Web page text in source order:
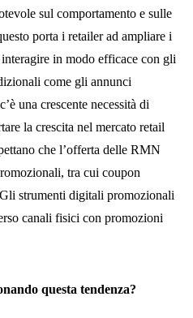
sul comportamento e sulle
porta i retailer ad ampliare i
in modo efficace con gli
come gli annunci
una crescente necessità di
la crescita nel mercato retail
che l’offerta delle RMN
tra cui coupon
strumenti digitali promozionali
canali fisici con promozioni
questa tendenza?